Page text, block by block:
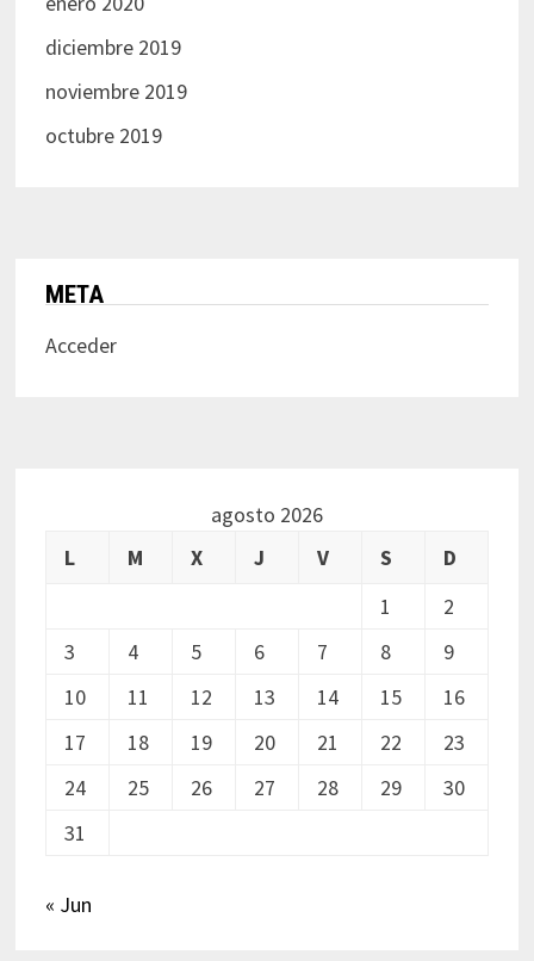
diciembre 2019
noviembre 2019
octubre 2019
META
Acceder
agosto 2026
L
M X J V S
D
1
2
3
4 5 6 7 8
9
10
11 12 13 14 15
16
17
18 19 20 21 22
23
24
25 26 27 28 29
30
31
« Jun